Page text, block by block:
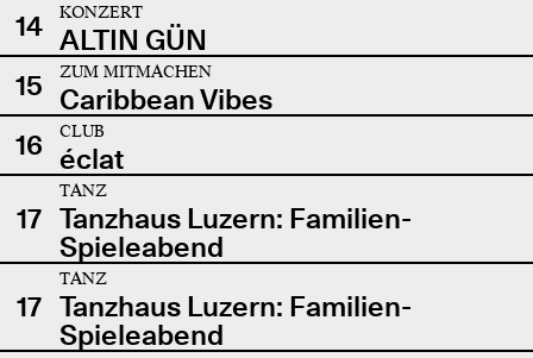
14
KONZERT
ALTIN GÜN
15
ZUM MITMACHEN
Caribbean Vibes
16
CLUB
éclat
17
TANZ
Tanzhaus Luzern: Familien-
Spieleabend
17
TANZ
Tanzhaus Luzern: Familien-
Spieleabend